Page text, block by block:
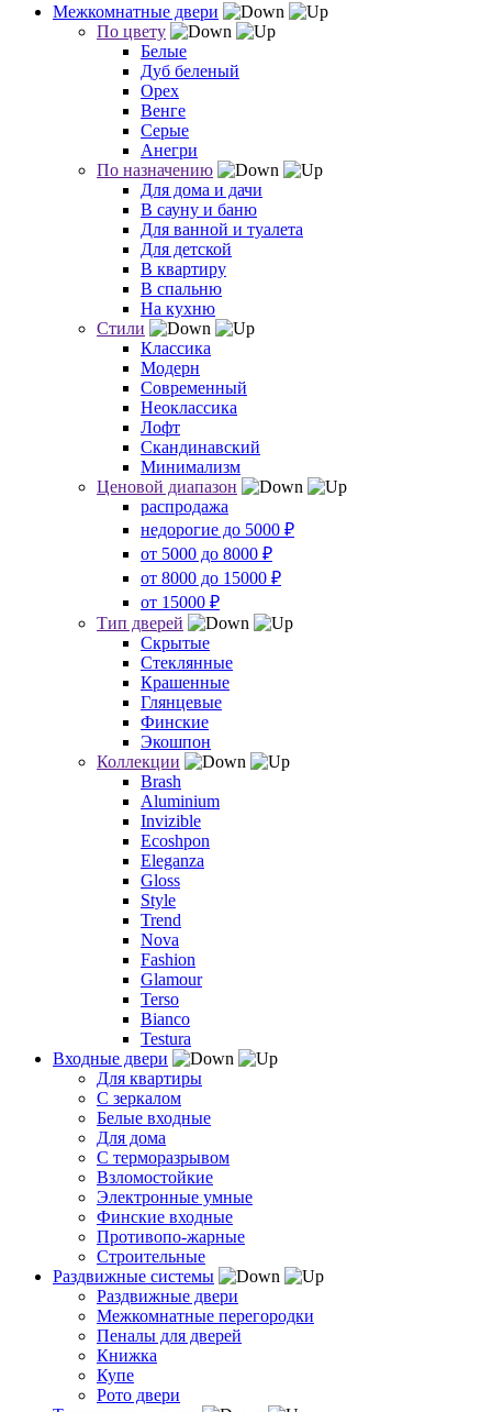
Межкомнатные двери
По цвету
Белые
Дуб беленый
Орех
Венге
Серые
Анегри
По назначению
Для дома и дачи
В сауну и баню
Для ванной и туалета
Для детской
В квартиру
В спальню
На кухню
Стили
Классика
Модерн
Современный
Неоклассика
Лофт
Скандинавский
Минимализм
Ценовой диапазон
распродажа
недорогие до 5000 ₽
от 5000 до 8000 ₽
от 8000 до 15000 ₽
от 15000 ₽
Тип дверей
Скрытые
Стеклянные
Крашенные
Глянцевые
Финские
Экошпон
Коллекции
Brash
Aluminium
Invizible
Ecoshpon
Eleganza
Gloss
Style
Trend
Nova
Fashion
Glamour
Terso
Bianco
Testura
Входные двери
Для квартиры
С зеркалом
Белые входные
Для дома
С терморазрывом
Взломостойкие
Электронные умные
Финские входные
Противопо-жарные
Строительные
Раздвижные системы
Раздвижные двери
Межкомнатные перегородки
Пеналы для дверей
Книжка
Купе
Рото двери